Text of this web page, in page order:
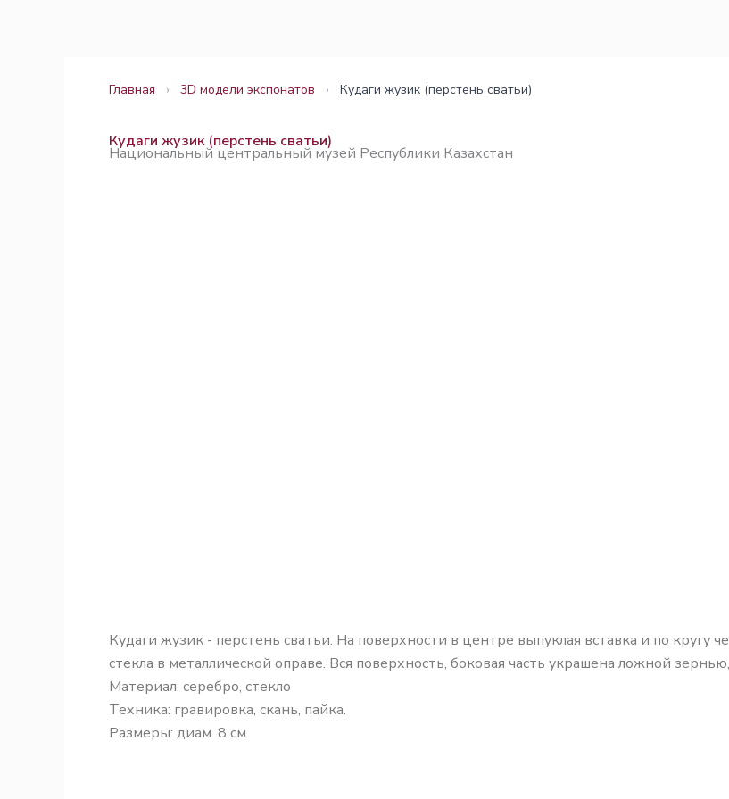
Главная › 3D модели экспонатов › Кудаги жузик (перстень сватьи)
Кудаги жузик (перстень сватьи)
Национальный центральный музей Республики Казахстан
Кудаги жузик - перстень сватьи. На поверхности в центре выпуклая вставка и по кругу
стекла в металлической оправе. Вся поверхность, боковая часть украшена ложной
Материал: серебро, стекло
Техника: гравировка, скань, пайка.
Размеры: диам. 8 см.